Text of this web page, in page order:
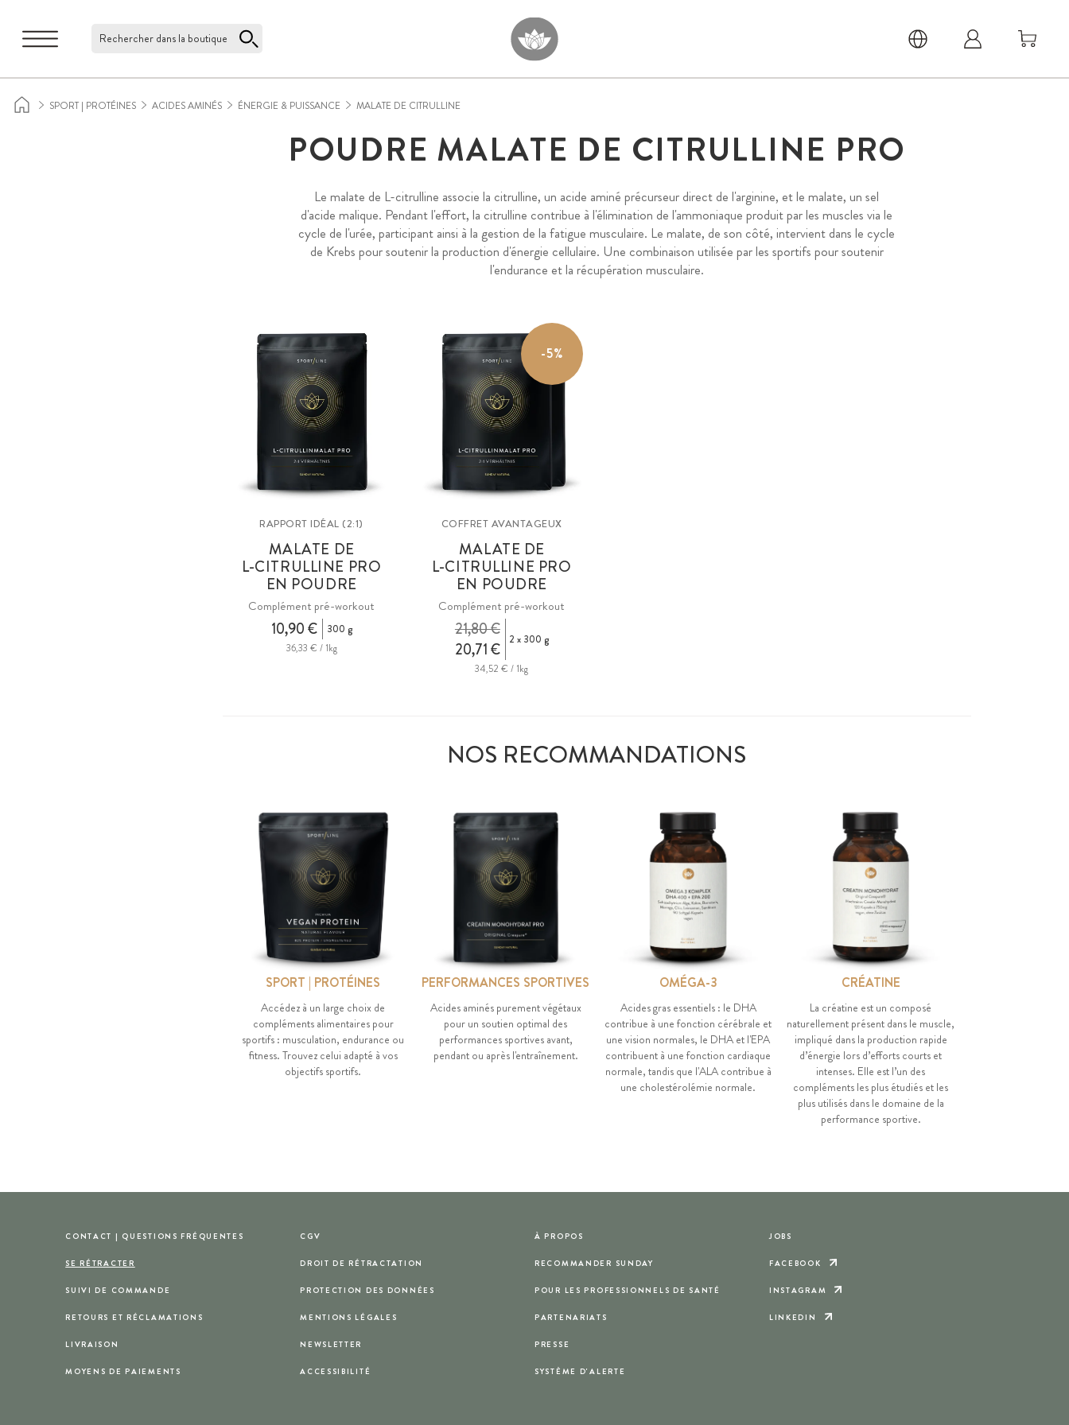
Rechercher dans la boutique
SPORT | PROTÉINES ACIDES AMINÉS ÉNERGIE & PUISSANCE MALATE DE CITRULLINE
POUDRE MALATE DE CITRULLINE PRO
Le malate de L-citrulline associe la citrulline, un acide aminé précurseur direct de l'arginine, et le malate, un sel
d'acide malique. Pendant l'effort, la citrulline contribue à l'élimination de l'ammoniaque produit par les muscles via le
cycle de l'urée, participant ainsi à la gestion de la fatigue musculaire. Le malate, de son côté, intervient dans le cycle
de Krebs pour soutenir la production d'énergie cellulaire. Une combinaison utilisée par les sportifs pour soutenir
l'endurance et la récupération musculaire.
RAPPORT IDÉAL (2:1)
MALATE DE
L-CITRULLINE PRO
EN POUDRE
Complément pré-workout
10,90 €
300 g
36,33 € / 1kg
-5%
COFFRET AVANTAGEUX
MALATE DE
L-CITRULLINE PRO
EN POUDRE
Complément pré-workout
20,71 €
21,80 € 2 x 300 g
34,52 € / 1kg
NOS RECOMMANDATIONS
SPORT | PROTÉINES
Accédez à un large choix de
compléments alimentaires pour
sportifs : musculation, endurance ou
fitness. Trouvez celui adapté à vos
objectifs sportifs.
PERFORMANCES SPORTIVES
Acides aminés purement végétaux
pour un soutien optimal des
performances sportives avant,
pendant ou après l'entraînement.
OMÉGA-3
Acides gras essentiels : le DHA
contribue à une fonction cérébrale et
une vision normales, le DHA et l'EPA
contribuent à une fonction cardiaque
normale, tandis que l'ALA contribue à
une cholestérolémie normale.
CRÉATINE
La créatine est un composé
naturellement présent dans le muscle,
impliqué dans la production rapide
d’énergie lors d’efforts courts et
intenses. Elle est l’un des
compléments les plus étudiés et les
plus utilisés dans le domaine de la
performance sportive.
CONTACT | QUESTIONS FRÉQUENTES
SE RÉTRACTER
SUIVI DE COMMANDE
RETOURS ET RÉCLAMATIONS
LIVRAISON
MOYENS DE PAIEMENTS
CGV
DROIT DE RÉTRACTATION
PROTECTION DES DONNÉES
MENTIONS LÉGALES
NEWSLETTER
ACCESSIBILITÉ
À PROPOS
RECOMMANDER SUNDAY
POUR LES PROFESSIONNELS DE SANTÉ
PARTENARIATS
PRESSE
SYSTÈME D'ALERTE
JOBS
FACEBOOK
INSTAGRAM
LINKEDIN